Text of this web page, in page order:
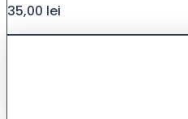
35,00 lei